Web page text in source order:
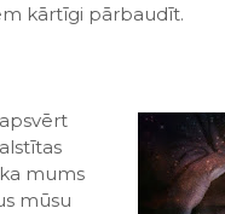
kārtīgi pārbaudīt.
mums
mūsu